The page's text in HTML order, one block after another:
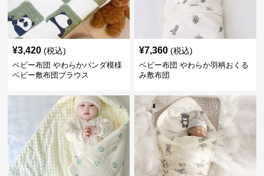
¥3,420 (税込)
ベビー布団 やわらかパンダ模様
ベビー敷布団ブラウス
¥7,360 (税込)
ベビー布団 やわらか羽柄おくる
み敷布団